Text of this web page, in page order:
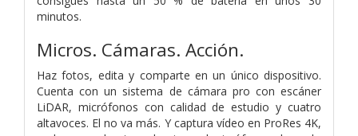
minutos.
Micros. Cámaras. Acción.
Haz fotos, edita y comparte en un único dispositivo.
Cuenta con un sistema de cámara pro con escáner
LiDAR, micrófonos con calidad de estudio y cuatro
altavoces. El no va más. Y captura vídeo en ProRes 4K,